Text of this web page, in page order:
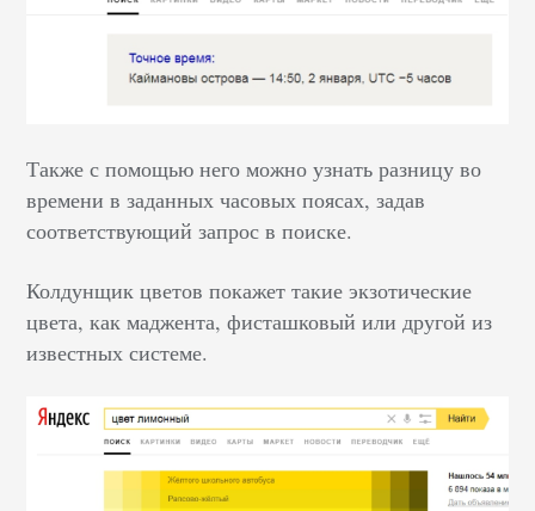
Также с помощью него можно узнать разницу во
времени в заданных часовых поясах, задав
соответствующий запрос в поиске.
Колдунщик цветов покажет такие экзотические
цвета, как маджента, фисташковый или другой из
известных системе.